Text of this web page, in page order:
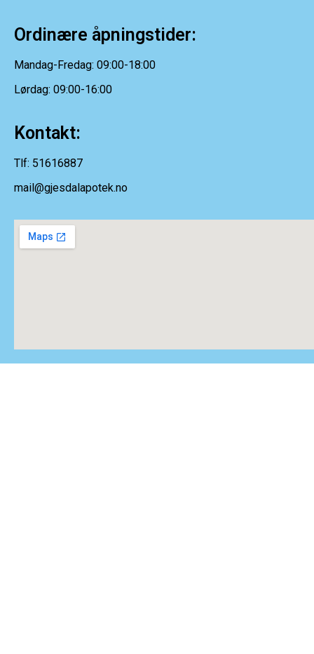
Ordinære åpningstider:
Mandag-Fredag: 09:00-18:00
Lørdag: 09:00-16:00
Kontakt:
Tlf: 51616887
mail@gjesdalapotek.no